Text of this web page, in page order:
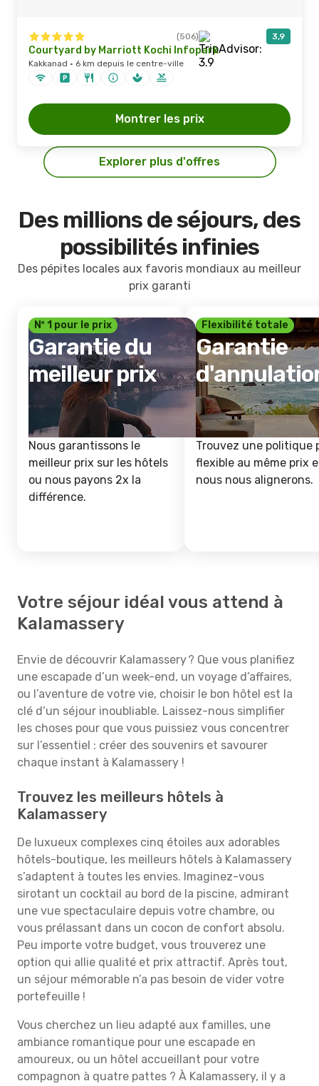
(506) 3,9
Courtyard by Marriott Kochi Infopark
Kakkanad · 6 km depuis le centre-ville
Montrer les prix
Explorer plus d'offres
Des millions de séjours, des
possibilités infinies
Des pépites locales aux favoris mondiaux au meilleur
prix garanti
Nº 1 pour le prix
Garantie du
meilleur prix
Nous garantissons le
meilleur prix sur les hôtels
ou nous payons 2x la
différence.
Flexibilité totale
Garantie
Trouvez une politique
flexible au même prix
nous nous alignerons.
Votre séjour idéal vous attend à
Kalamassery
Envie de découvrir Kalamassery ? Que vous planifiez
une escapade d’un week-end, un voyage d’affaires,
ou l’aventure de votre vie, choisir le bon hôtel est la
clé d’un séjour inoubliable. Laissez-nous simplifier
les choses pour que vous puissiez vous concentrer
sur l’essentiel : créer des souvenirs et savourer
chaque instant à Kalamassery !
Trouvez les meilleurs hôtels à
Kalamassery
De luxueux complexes cinq étoiles aux adorables
hôtels-boutique, les meilleurs hôtels à Kalamassery
s’adaptent à toutes les envies. Imaginez-vous
sirotant un cocktail au bord de la piscine, admirant
une vue spectaculaire depuis votre chambre, ou
vous prélassant dans un cocon de confort absolu.
Peu importe votre budget, vous trouverez une
option qui allie qualité et prix attractif. Après tout,
un séjour mémorable n’a pas besoin de vider votre
portefeuille !
Vous cherchez un lieu adapté aux familles, une
ambiance romantique pour une escapade en
amoureux, ou un hôtel accueillant pour votre
compagnon à quatre pattes ? À Kalamassery, il y a